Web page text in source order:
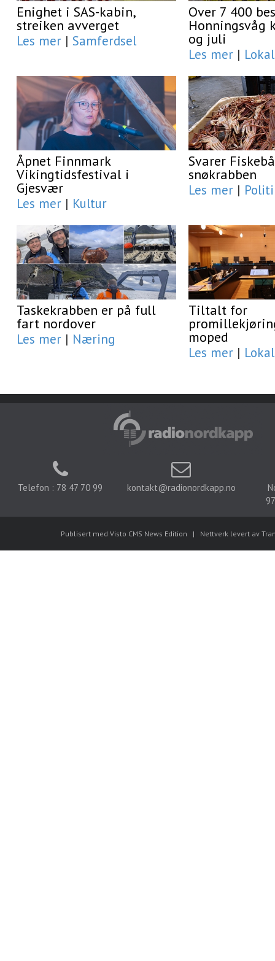
Enighet i SAS-kabin,
streiken avverget
Les mer | Samferdsel
Over 7 400
Honningsvåg
og juli
Les mer | Lokal
Åpnet Finnmark
Vikingtidsfestival i
Gjesvær
Les mer | Kultur
Svarer
snøkrabben
Les mer |
Taskekrabben er på full
fart nordover
Les mer | Næring
Tiltalt for
moped
Les mer | Lokal
Telefon : 78 47 70 99 kontakt@radionordkapp.no
Publisert med Visto CMS News Edition | Nettverk levert av